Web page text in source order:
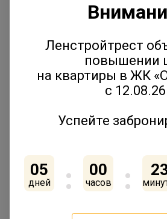
Окла - ход строительства.
28 октября 2023
Янила - ход строительства.
28 сентября 2023
Ленстройтрест
повышении
на квартиры в ЖК
с 12.08.26
Успейте
05
дней
00
часов